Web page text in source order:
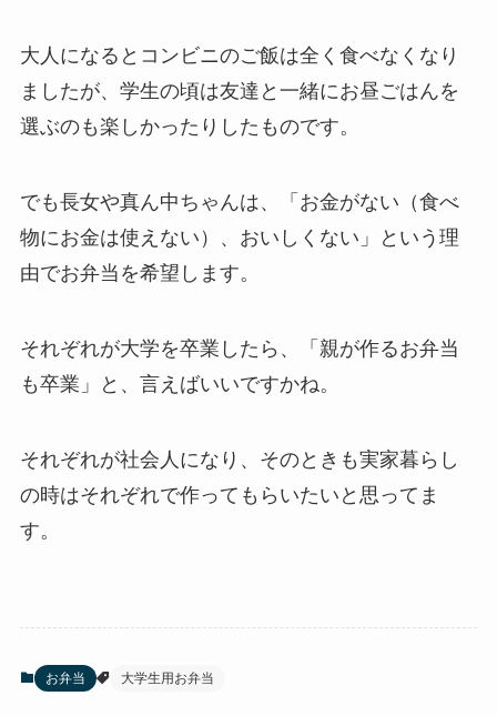
大人になるとコンビニのご飯は全く食べなくなり
ましたが、学生の頃は友達と一緒にお昼ごはんを
選ぶのも楽しかったりしたものです。
でも長女や真ん中ちゃんは、「お金がない（食べ
物にお金は使えない）、おいしくない」という理
由でお弁当を希望します。
それぞれが大学を卒業したら、「親が作るお弁当
も卒業」と、言えばいいですかね。
それぞれが社会人になり、そのときも実家暮らし
の時はそれぞれで作ってもらいたいと思ってま
す。
お弁当 大学生用お弁当